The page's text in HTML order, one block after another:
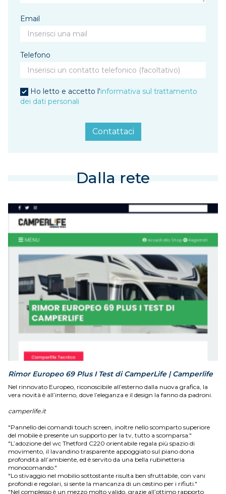
Email
Telefono
Ho letto e accetto l'informativa sul trattamento
dei dati personali
Contattaci
Dalla rete
Rimor Europeo 69 Plus I Test di CamperLife | Camperlife
Nel rinnovato Europeo, riconoscibile all’esterno dalla nuova grafica, la
vera novità è all’interno, dove l’eleganza e il design la fanno da padroni.
camperlife.it
"Pannello dei comandi touch screen, inoltre nello scomparto superiore
del mobile è presente un supporto per la tv, tutto a scomparsa."
"L’adozione del wc Thetford C220 orientabile regala più spazio di
movimento, il lavandino trasparente appoggiato sul piano dona
profondità all’ambiente, ed è servito da una bella rubinetteria
monocomando."
"Lo stivaggio nel mobilio sottostante risulta ben sfruttabile, con vani
profondi e regolari, si sente la mancanza di un cestino per i rifiuti."
"Nel complesso è un mezzo molto valido, grazie all’ottimo rapporto